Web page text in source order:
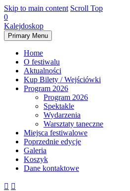
Skip to main content Scroll Top
0
Kalejdoskop
Primary Menu
Home
O festiwalu
Aktualności
Kup Bilety / Wejściówki
Program 2026
Program 2026
Spektakle
Wydarzenia
Warsztaty taneczne
Miejsca festiwalowe
Poprzednie edycje
Galeria
Koszyk
Dane kontaktowe
 